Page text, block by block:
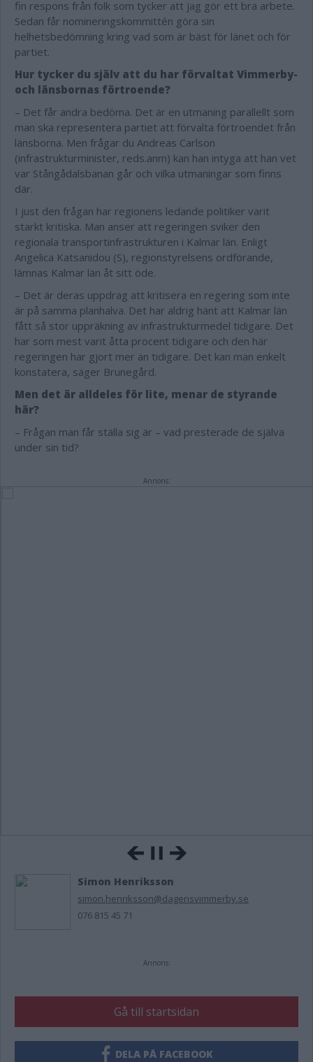
fin respons från folk som tycker att jag gör ett bra arbete.
Sedan får nomineringskommittén göra sin
helhetsbedömning kring vad som är bäst för länet och för
partiet.
Hur tycker du själv att du har förvaltat Vimmerby-
och länsbornas förtroende?
– Det får andra bedöma. Det är en utmaning parallellt som
man ska representera partiet att förvalta förtroendet från
länsborna. Men frågar du Andreas Carlson
(infrastrukturminister, reds.anm) kan han intyga att han vet
var Stångådalsbanan går och vilka utmaningar som finns
där.
I just den frågan har regionens ledande politiker varit
starkt kritiska. Man anser att regeringen sviker den
regionala transportinfrastrukturen i Kalmar län. Enligt
Angelica Katsanidou (S), regionstyrelsens ordförande,
lämnas Kalmar län åt sitt öde.
– Det är deras uppdrag att kritisera en regering som inte
är på samma planhalva. Det har aldrig hänt att Kalmar län
fått så stor uppräkning av infrastrukturmedel tidigare. Det
har som mest varit åtta procent tidigare och den här
regeringen har gjort mer än tidigare. Det kan man enkelt
konstatera, säger Brunegård.
Men det är alldeles för lite, menar de styrande
här?
– Frågan man får ställa sig är – vad presterade de själva
under sin tid?
Annons:
Simon Henriksson
simon.henriksson@dagensvimmerby.se
076 815 45 71
Annons:
Gå till startsidan
DELA PÅ FACEBOOK